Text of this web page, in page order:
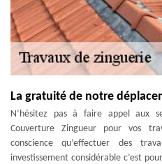
La gratuité de notre
N’hésitez pas à faire appel aux
Couverture Zingueur pour vos
conscience qu’effectuer des
investissement considérable c’est